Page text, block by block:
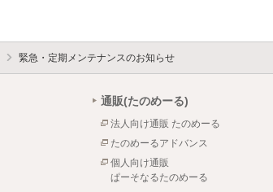
緊急・定期メンテナンスのお知らせ
通販(たのめーる)
法人向け通販 たのめーる
たのめーるアドバンス
個人向け通販
ぱーそなるたのめーる